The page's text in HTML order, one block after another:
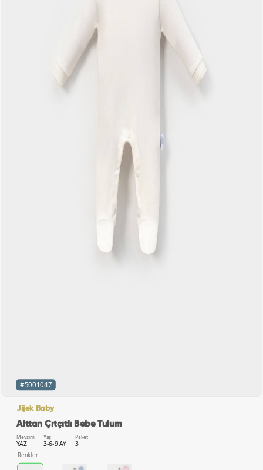
#5001047
Jijek Baby
Alttan Çıtçıtlı Bebe Tulum
Mevsim
YAZ
Yaş
3-6-9 AY
Paket
3
Renkler